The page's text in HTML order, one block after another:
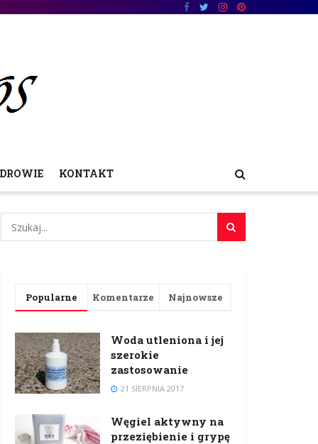
KONTAKT
Popularne Komentarze Najnowsze
Woda utleniona i jej
szerokie
zastosowanie
21 SIERPNIA 2017
Węgiel aktywny na
przeziębienie i grypę